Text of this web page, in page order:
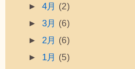
► 4月 (2)
► 3月 (6)
► 2月 (6)
► 1月 (5)